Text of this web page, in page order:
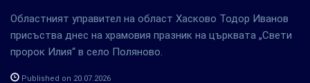
Областният управител на област Хасково Тодор Иванов
присъства днес на храмовия празник на църквата „Свети
пророк Илия“ в село Поляново.
Published on 20.07.2026